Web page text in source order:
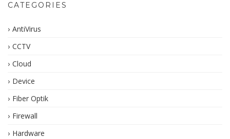
CATEGORIES
AntiVirus
CCTV
Cloud
Device
Fiber Optik
Firewall
Hardware